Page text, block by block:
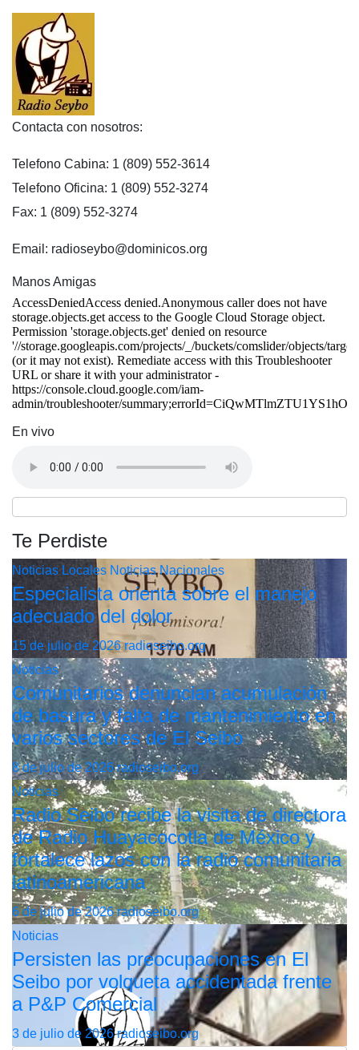
Contacta con nosotros:
Telefono Cabina: 1 (809) 552-3614
Telefono Oficina: 1 (809) 552-3274
Fax: 1 (809) 552-3274
Email: radioseybo@dominicos.org
Manos Amigas
En vivo
Te Perdiste
Noticias Locales Noticias Nacionales
Especialista orienta sobre el manejo
adecuado del dolor
15 de julio de 2026radioseibo.org
Noticias
Comunitarios denuncian acumulación
de basura y falta de mantenimiento en
varios sectores de El Seibo
8 de julio de 2026radioseibo.org
Noticias
Radio Seibo recibe la visita de directora
de Radio Huayacocotla de México y
fortalece lazos con la radio comunitaria
latinoamericana
6 de julio de 2026radioseibo.org
Noticias
Persisten las preocupaciones en El
Seibo por volqueta accidentada frente
a P&P Comercial
3 de julio de 2026radioseibo.org